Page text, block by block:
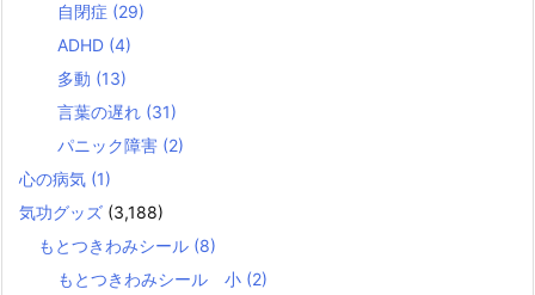
自閉症 (29)
ADHD (4)
多動 (13)
言葉の遅れ (31)
パニック障害 (2)
心の病気 (1)
気功グッズ (3,188)
もとつきわみシール (8)
もとつきわみシール 小 (2)